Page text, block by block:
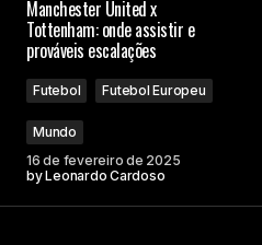
Manchester United x
Tottenham: onde assistir e
prováveis escalações
Futebol Futebol Europeu
Mundo
16 de fevereiro de 2025
byLeonardo Cardoso